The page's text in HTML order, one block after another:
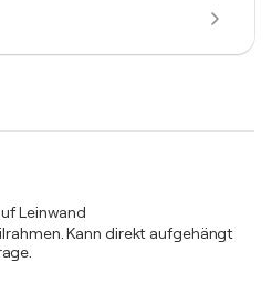
Leinwand
Kann direkt aufgehängt